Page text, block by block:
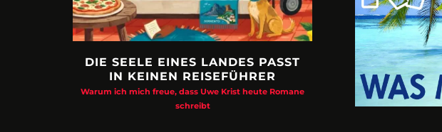
DIE SEELE EINES LANDES PASST
IN KEINEN REISEFÜHRER
Warum ich mich freue, dass Uwe Krist heute Romane
schreibt
Philipp Laage „Travel is